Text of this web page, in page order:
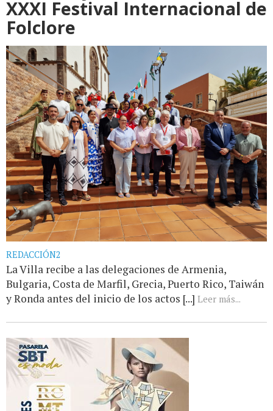
XXXI Festival Internacional de
Folclore
REDACCIÓN2
La Villa recibe a las delegaciones de Armenia,
Bulgaria, Costa de Marfil, Grecia, Puerto Rico, Taiwán
y Ronda antes del inicio de los actos [...] Leer más...